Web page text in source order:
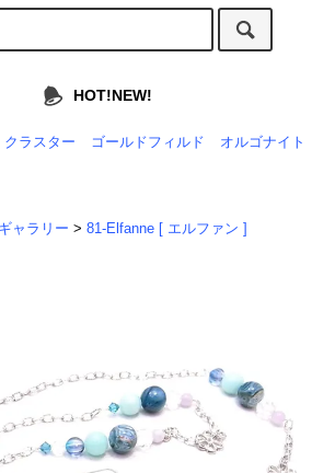
HOT!NEW!
クラスター ゴールドフィルド オルゴナイト
ャラリー >81-Elfanne [ エルファン ]